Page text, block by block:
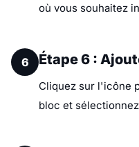
où vous souhaitez
6 Étape 6 :
Cliquez sur l'icône
bloc et